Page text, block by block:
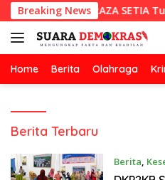
Langsung
ke
konten
Breaking News
Hotmix CV RAZA SETIA Tuai
Home Berita Olahraga
Suara
Berita Terbaru
Berita,